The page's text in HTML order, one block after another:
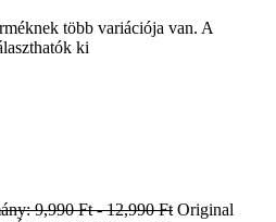
több variációja van. A
ki
9,990 Ft - 12,990 Ft Original